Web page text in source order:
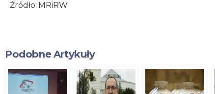
Źródło: MRiRW
Podobne Artykuły